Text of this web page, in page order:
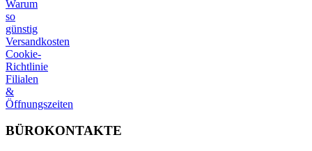
Warum
so
günstig
Versandkosten
Cookie-
Richtlinie
Filialen
&
Öffnungszeiten
BÜROKONTAKTE